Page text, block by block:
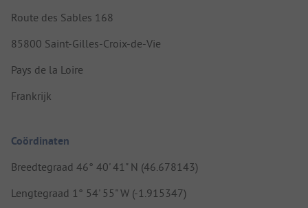
Route des Sables 168
85800 Saint-Gilles-Croix-de-Vie
Pays de la Loire
Frankrijk
Coördinaten
Breedtegraad 46° 40' 41" N (46.678143)
Lengtegraad 1° 54' 55" W (-1.915347)